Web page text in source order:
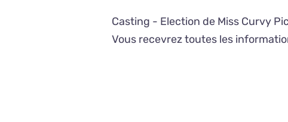
Casting - Election de Miss Curvy
Vous recevrez toutes les